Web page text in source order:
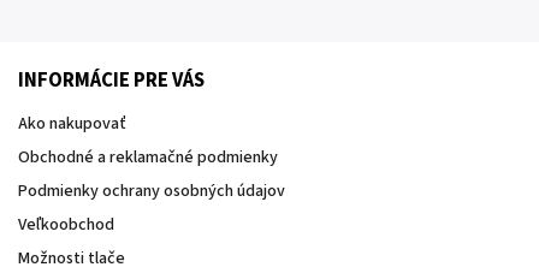
INFORMÁCIE PRE VÁS
Ako nakupovať
Obchodné a reklamačné podmienky
Podmienky ochrany osobných údajov
Veľkoobchod
Možnosti tlače